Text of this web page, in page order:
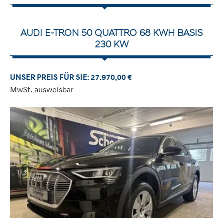
AUDI E-TRON 50 QUATTRO 68 KWH BASIS
230 KW
UNSER PREIS FÜR SIE: 27.970,00 €
MwSt. ausweisbar